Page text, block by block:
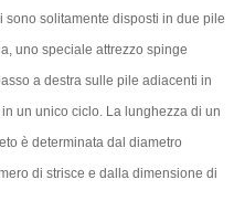
sono solitamente disposti in due pile
uno speciale attrezzo spinge
a destra sulle pile adiacenti in
un unico ciclo. La lunghezza di un
è determinata dal diametro
di strisce e dalla dimensione di